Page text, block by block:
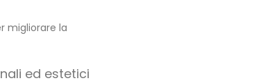
migliorare la
ed estetici